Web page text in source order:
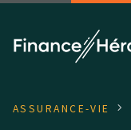
ASSURANCE-VIE